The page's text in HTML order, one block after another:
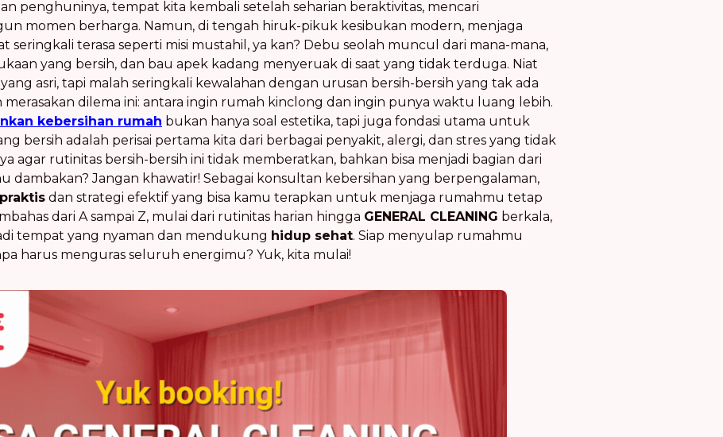
penghuninya, tempat kita kembali setelah seharian beraktivitas, mencari
momen berharga. Namun, di tengah hiruk-pikuk kesibukan modern, menjaga
seringkali terasa seperti misi mustahil, ya kan? Debu seolah muncul dari mana-mana,
yang bersih, dan bau apek kadang menyeruak di saat yang tidak terduga. Niat
asri, tapi malah seringkali kewalahan dengan urusan bersih-bersih yang tak ada
merasakan dilema ini: antara ingin rumah kinclong dan ingin punya waktu luang lebih.
kebersihan rumah bukan hanya soal estetika, tapi juga fondasi utama untuk
bersih adalah perisai pertama kita dari berbagai penyakit, alergi, dan stres yang tidak
agar rutinitas bersih-bersih ini tidak memberatkan, bahkan bisa menjadi bagian dari
dambakan? Jangan khawatir! Sebagai konsultan kebersihan yang berpengalaman,
dan strategi efektif yang bisa kamu terapkan untuk menjaga rumahmu tetap
dari A sampai Z, mulai dari rutinitas harian hingga GENERAL CLEANING berkala,
tempat yang nyaman dan mendukung hidup sehat. Siap menyulap rumahmu
harus menguras seluruh energimu? Yuk, kita mulai!